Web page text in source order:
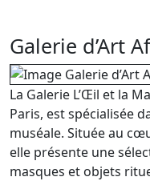
Galerie d’Art
La Galerie L’Œil et la
Paris, est spécialisée
muséale. Située au
elle présente une
masques et objets